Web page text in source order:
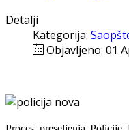
Detalji
Kategorija:
Objavljeno: 01